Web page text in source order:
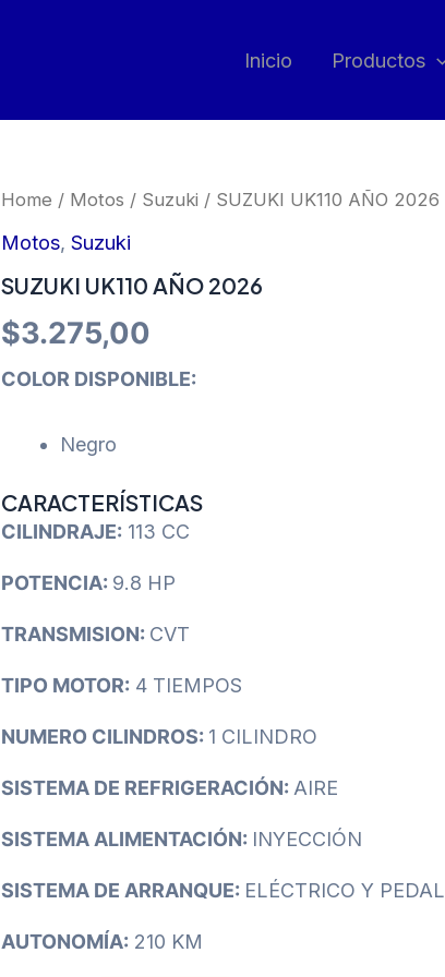
Inicio Productos
Home / Motos / Suzuki / SUZUKI UK110 AÑO 2026
Motos, Suzuki
SUZUKI UK110 AÑO 2026
$3.275,00
COLOR DISPONIBLE:
Negro
CARACTERÍSTICAS
CILINDRAJE: 113 CC
POTENCIA: 9.8 HP
TRANSMISION: CVT
TIPO MOTOR: 4 TIEMPOS
NUMERO CILINDROS: 1 CILINDRO
SISTEMA DE REFRIGERACIÓN: AIRE
SISTEMA ALIMENTACIÓN: INYECCIÓN
SISTEMA DE ARRANQUE: ELÉCTRICO Y PEDAL
AUTONOMÍA: 210 KM